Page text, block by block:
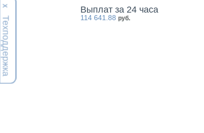
Х
Техподдержка
Выплат за 24 часа
114 641.88 руб.